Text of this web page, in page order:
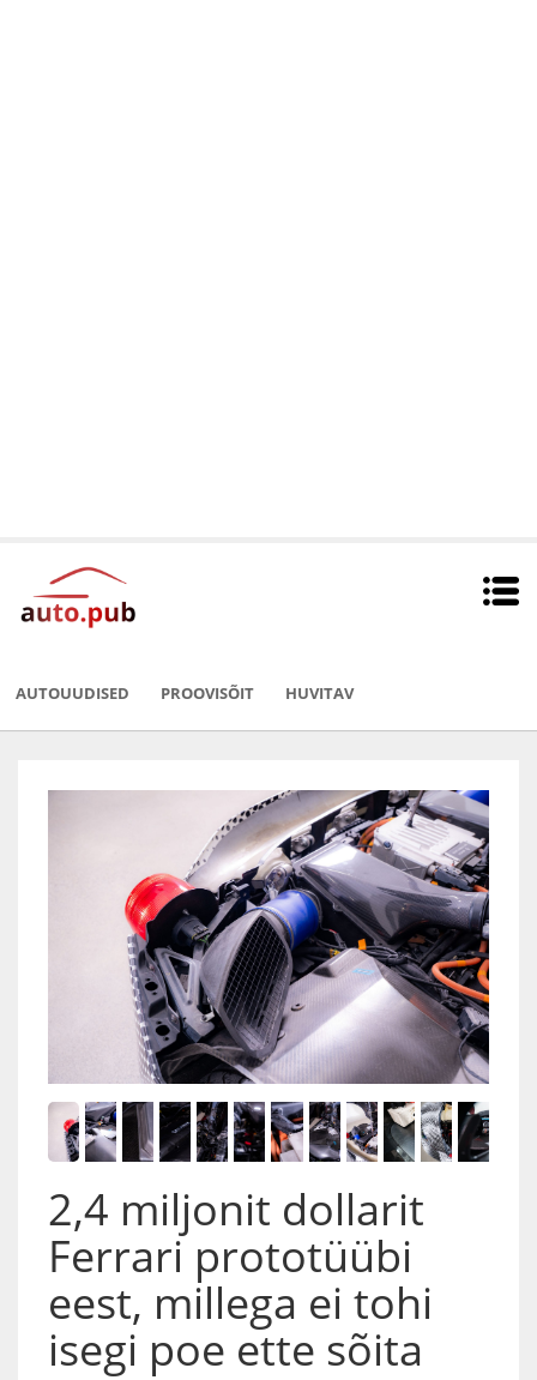
AUTOUUDISED PROOVISÕIT HUVITAV
2,4 miljonit dollarit
Ferrari prototüübi
eest, millega ei tohi
isegi poe ette sõita